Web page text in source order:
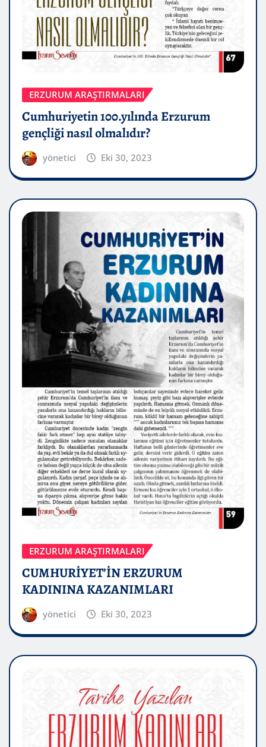
ERZURUM ARAŞTIRMALARI
Cumhuriyetin 100.yılında Erzurum
gençliği nasıl olmalıdır?
yönetici Eki 30, 2023
ERZURUM ARAŞTIRMALARI
CUMHURİYET’İN ERZURUM
KADININA KAZANIMLARI
yönetici Eki 30, 2023